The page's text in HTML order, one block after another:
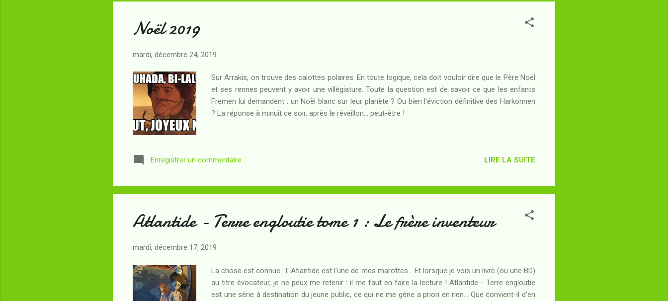
Noël 2019
mardi, décembre 24, 2019
Sur Arrakis, on trouve des calottes polaires. En toute logique, cela doit vouloir dire que le Père Noël
et ses rennes peuvent y avoir une villégiature. Toute la question est de savoir ce que les enfants
Fremen lui demandent : un Noël blanc sur leur planète ? Ou bien l'éviction définitive des Harkonnen
? La réponse à minuit ce soir, après le réveillon... peut-être !
Enregistrer un commentaire LIRE LA SUITE
Atlantide - Terre engloutie tome 1 : Le frère inventeur
mardi, décembre 17, 2019
La chose est connue : l' Atlantide est l'une de mes marottes... Et lorsque je vois un livre (ou une BD)
au titre évocateur, je ne peux me retenir : il me faut en faire la lecture ! Atlantide - Terre engloutie
est une série à destination du jeune public, ce qui ne me gêne a priori en rien... Que convient-il d'en